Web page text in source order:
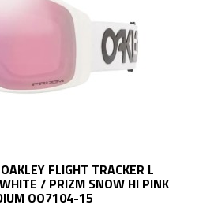
FLIGHT TRACKER L
/ PRIZM SNOW HI PINK
OO7104-15